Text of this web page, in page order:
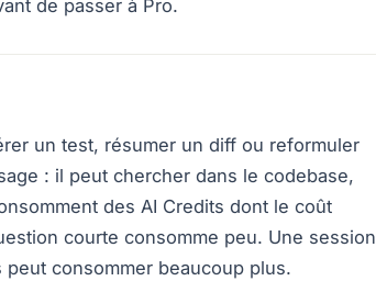
de passer à Pro.
un test, résumer un diff ou reformuler
: il peut chercher dans le codebase,
des AI Credits dont le coût
courte consomme peu. Une session
consommer beaucoup plus.